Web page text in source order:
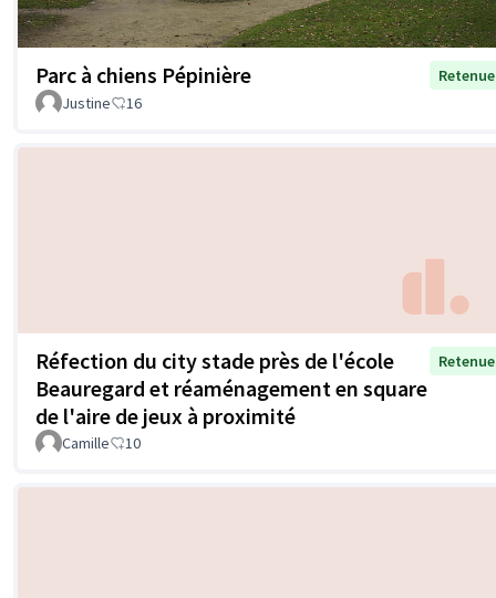
Parc à chiens Pépinière
Retenue
Justine
16
Réfection du city stade près de l'école
Beauregard et réaménagement en square
de l'aire de jeux à proximité
Retenue
Camille 10